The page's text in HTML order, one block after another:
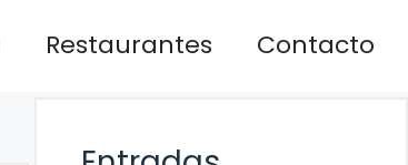
Restaurantes Contacto